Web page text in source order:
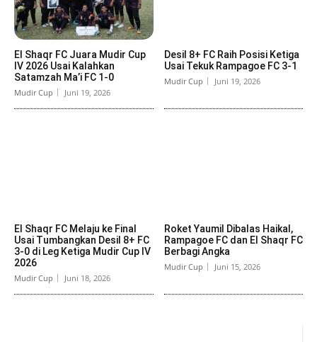
El Shaqr FC Juara Mudir Cup
IV 2026 Usai Kalahkan
Satamzah Ma’i FC 1-0
Mudir Cup Juni 19, 2026
Desil 8+ FC Raih Posisi Ketiga
Usai Tekuk Rampagoe FC 3-1
Mudir Cup Juni 19, 2026
El Shaqr FC Melaju ke Final
Usai Tumbangkan Desil 8+ FC
3-0 di Leg Ketiga Mudir Cup IV
2026
Mudir Cup Juni 18, 2026
Roket Yaumil Dibalas Haikal,
Rampagoe FC dan El Shaqr FC
Berbagi Angka
Mudir Cup Juni 15, 2026